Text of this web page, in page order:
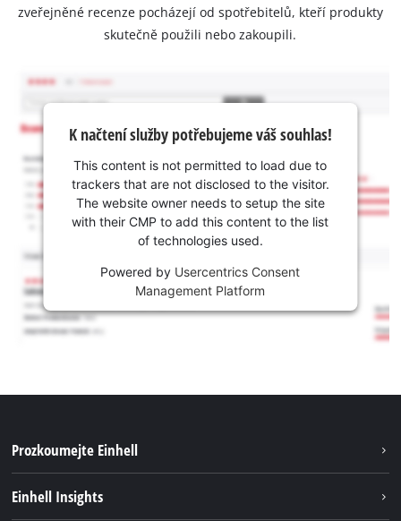
zveřejněné recenze pocházejí od spotřebitelů, kteří produkty
skutečně použili nebo zakoupili.
K načtení služby potřebujeme váš souhlas!
This content is not permitted to load due to
trackers that are not disclosed to the visitor.
The website owner needs to setup the site
with their CMP to add this content to the list
of technologies used.
Powered by Usercentrics Consent
Management Platform
Prozkoumejte Einhell
Einhell Insights